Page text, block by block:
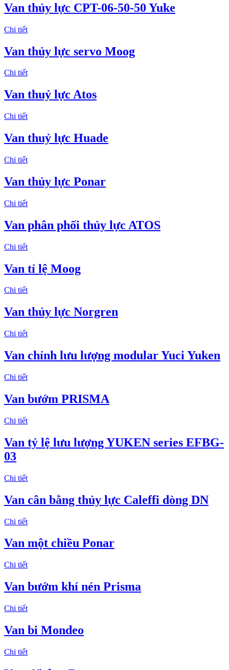
Van thủy lực CPT-06-50-50 Yuke
Chi tiết
Van thủy lực servo Moog
Chi tiết
Van thuỷ lực Atos
Chi tiết
Van thuỷ lực Huade
Chi tiết
Van thủy lực Ponar
Chi tiết
Van phân phối thủy lực ATOS
Chi tiết
Van tỉ lệ Moog
Chi tiết
Van thủy lực Norgren
Chi tiết
Van chỉnh lưu lượng modular Yuci Yuken
Chi tiết
Van bướm PRISMA
Chi tiết
Van tỷ lệ lưu lượng YUKEN series EFBG-
03
Chi tiết
Van cân bằng thủy lực Caleffi dòng DN
Chi tiết
Van một chiều Ponar
Chi tiết
Van bướm khí nén Prisma
Chi tiết
Van bi Mondeo
Chi tiết